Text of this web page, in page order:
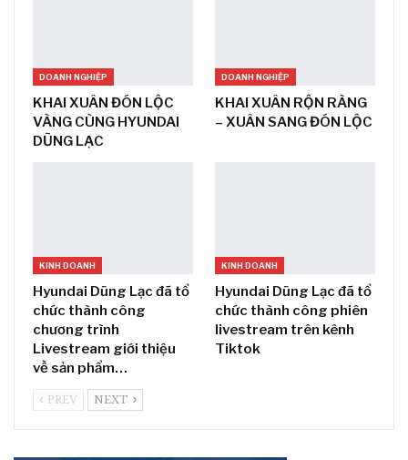
DOANH NGHIỆP
KHAI XUÂN ĐÓN LỘC
VÀNG CÙNG HYUNDAI
DŨNG LẠC
DOANH NGHIỆP
KHAI XUÂN RỘN RÀNG
– XUÂN SANG ĐÓN LỘC
KINH DOANH
Hyundai Dũng Lạc đã tổ
chức thành công
chương trình
Livestream giới thiệu
về sản phẩm…
KINH DOANH
Hyundai Dũng Lạc đã tổ
chức thành công phiên
livestream trên kênh
Tiktok
PREV NEXT